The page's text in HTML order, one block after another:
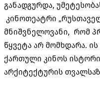
განადგურდა,
კინოთეატრი
მნიშვნელოვანი, რომ
წყვეტა არ მომხდარა.
ქართული კინოს
არქიტექტურის